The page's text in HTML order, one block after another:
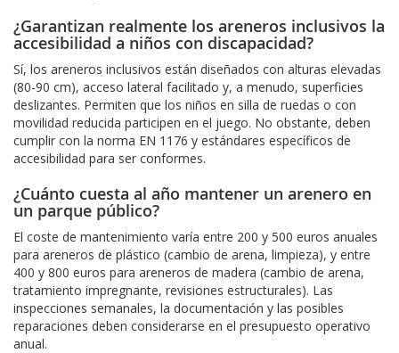
¿Garantizan realmente los areneros inclusivos la
accesibilidad a niños con discapacidad?
Sí, los areneros inclusivos están diseñados con alturas elevadas
(80-90 cm), acceso lateral facilitado y, a menudo, superficies
deslizantes. Permiten que los niños en silla de ruedas o con
movilidad reducida participen en el juego. No obstante, deben
cumplir con la norma EN 1176 y estándares específicos de
accesibilidad para ser conformes.
¿Cuánto cuesta al año mantener un arenero en
un parque público?
El coste de mantenimiento varía entre 200 y 500 euros anuales
para areneros de plástico (cambio de arena, limpieza), y entre
400 y 800 euros para areneros de madera (cambio de arena,
tratamiento impregnante, revisiones estructurales). Las
inspecciones semanales, la documentación y las posibles
reparaciones deben considerarse en el presupuesto operativo
anual.